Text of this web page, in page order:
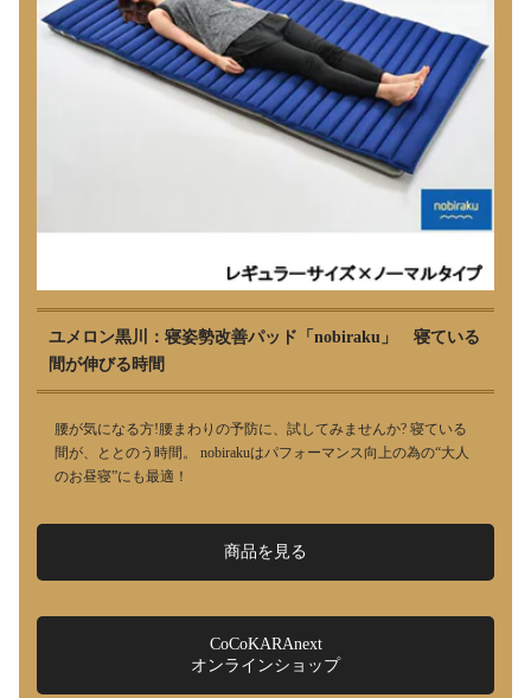
ユメロン黒川：寝姿勢改善パッド「nobiraku」 寝ている
間が伸びる時間
腰が気になる方!腰まわりの予防に、試してみませんか? 寝ている
間が、ととのう時間。 nobirakuはパフォーマンス向上の為の“大人
のお昼寝”にも最適！
商品を見る
CoCoKARAnext
オンラインショップ